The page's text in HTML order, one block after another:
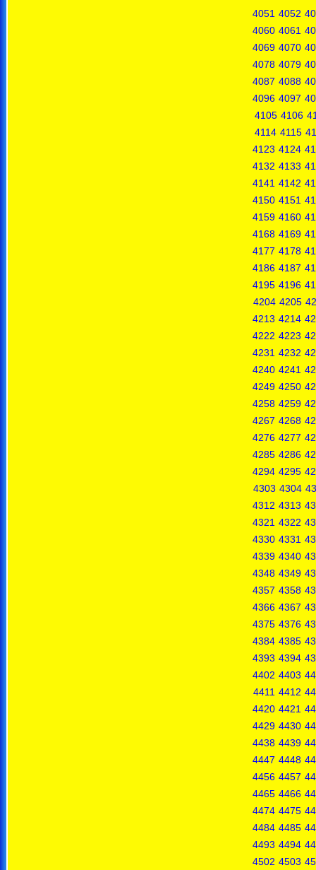
4051 4052
4060 4061
4069 4070
4078 4079
4087 4088
4096 4097
4105 4106
4114 4115
4123 4124
4132 4133
4141 4142
4150 4151
4159 4160
4168 4169
4177 4178
4186 4187
4195 4196
4204 4205
4213 4214
4222 4223
4231 4232
4240 4241
4249 4250
4258 4259
4267 4268
4276 4277
4285 4286
4294 4295
4303 4304
4312 4313
4321 4322
4330 4331
4339 4340
4348 4349
4357 4358
4366 4367
4375 4376
4384 4385
4393 4394
4402 4403
4411 4412
4420 4421
4429 4430
4438 4439
4447 4448
4456 4457
4465 4466
4474 4475
4484 4485
4493 4494
4502 4503